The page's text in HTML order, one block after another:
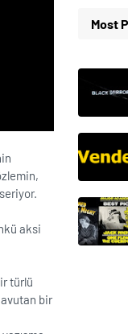
aksi
türlü
avutan bir
Most